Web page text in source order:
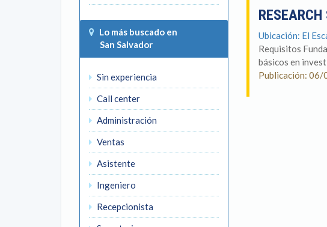
Lo más buscado en
San Salvador
Sin experiencia
Call center
Administración
Ventas
Asistente
Ingeniero
Recepcionista
Ubicación: El
Requisitos
básicos en
Publicación: